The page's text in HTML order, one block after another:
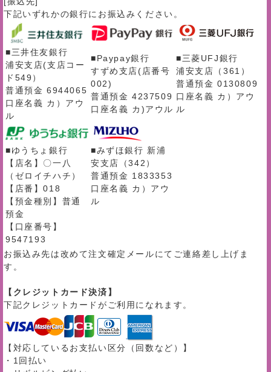
下記いずれかの銀行にお振込みください。
■三井住友銀行
浦安支店(支店コー
ド549）
普通預金 6944065
口座名義 カ）アウ
ル
■Paypay銀行
すずめ支店(店番号
002)
普通預金 4237509
口座名義 カ)アウル
■三菱UFJ銀行
浦安支店（361）
普通預金 0130809
口座名義 カ）アウ
ル
■ゆうちょ銀行
【店名】〇一八
（ゼロイチハチ）
【店番】018
【預金種別】普通
預金
【口座番号】
9547193
■みずほ銀行 新浦
安支店（342）
普通預金 1833353
口座名義 カ）アウ
ル
お振込み先は改めて注文確定メールにてご連絡差し上げま
す。
【クレジットカード決済】
下記クレジットカードがご利用になれます。
【対応しているお支払い区分（回数など）】
・1回払い